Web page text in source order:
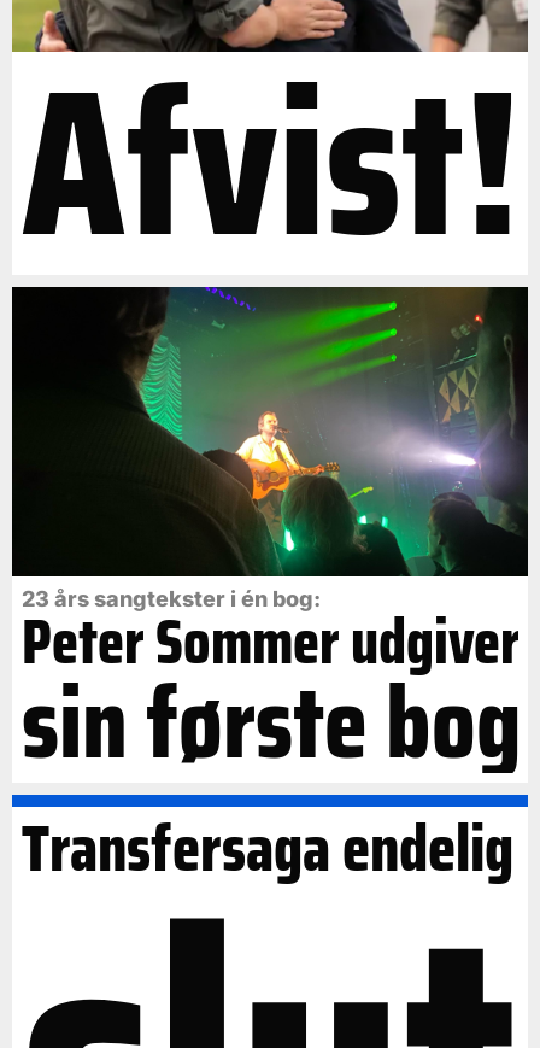
Afvist!
23 års sangtekster i én bog:
Peter Sommer udgiver
sin første bog
Transfersaga endelig